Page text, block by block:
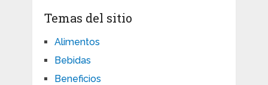
Temas del sitio
Alimentos
Bebidas
Beneficios